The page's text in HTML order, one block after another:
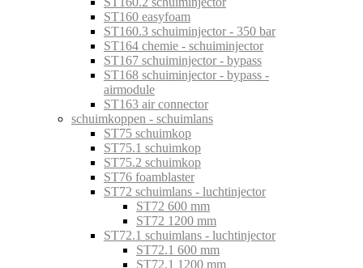
ST160 easyfoam
ST160.3 schuiminjector - 350 bar
ST164 chemie - schuiminjector
ST167 schuiminjector - bypass
ST168 schuiminjector - bypass -
airmodule
ST163 air connector
schuimkoppen - schuimlans
ST75 schuimkop
ST75.1 schuimkop
ST75.2 schuimkop
ST76 foamblaster
ST72 schuimlans - luchtinjector
ST72 600 mm
ST72 1200 mm
ST72.1 schuimlans - luchtinjector
ST72.1 600 mm
ST72.1 1200 mm